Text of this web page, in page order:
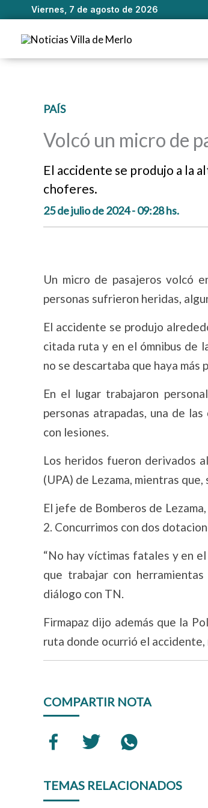
Viernes, 7 de agosto de 2026
contenido
PAÍS
Volcó un micro de
El accidente se produjo a la
choferes.
25 de julio de 2024 - 09:28 hs.
Un micro de pasajeros volcó
personas sufrieron heridas,
El accidente se produjo
citada ruta y en el ómnibus de
no se descartaba que haya más
En el lugar trabajaron
personas atrapadas, una de
con lesiones.
Los heridos fueron derivados
(UPA) de Lezama, mientras
El jefe de Bomberos de
2. Concurrimos con dos
“No hay víctimas fatales y en
que trabajar con
diálogo con TN.
Firmapaz dijo además que la
ruta donde ocurrió el accidente,
COMPARTIR NOTA
TEMAS RELACIONADOS